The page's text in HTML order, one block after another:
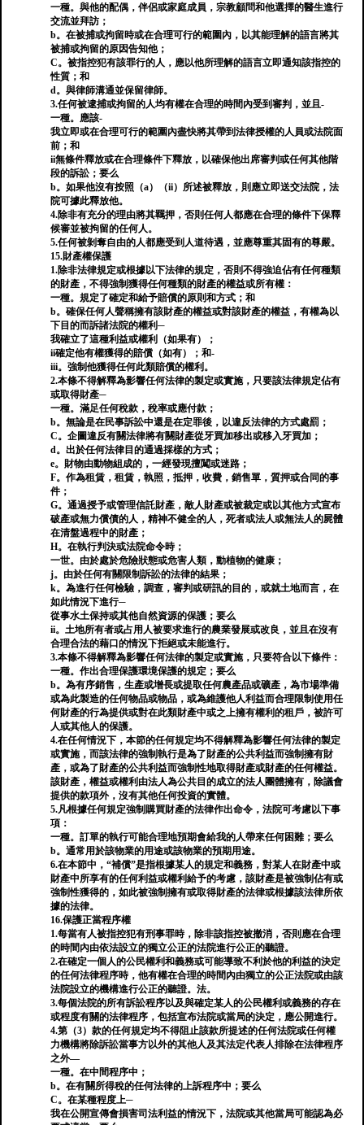
一種。與他的配偶，伴侶或家庭成員，宗教顧問和他選擇的醫生進行
交流並拜訪；
b。在被捕或拘留時或在合理可行的範圍內，以其能理解的語言將其
被捕或拘留的原因告知他；
C。被指控犯有該罪行的人，應以他所理解的語言立即通知該指控的
性質；和
d。與律師溝通並保留律師。
3.任何被逮捕或拘留的人均有權在合理的時間內受到審判，並且-
一種。應該-
我立即或在合理可行的範圍內盡快將其帶到法律授權的人員或法院面
前；和
ii無條件釋放或在合理條件下釋放，以確保他出席審判或任何其他階
段的訴訟；要么
b。如果他沒有按照（a）（ii）所述被釋放，則應立即送交法院，法
院可據此釋放他。
4.除非有充分的理由將其羈押，否則任何人都應在合理的條件下保釋
候審並被拘留的任何人。
5.任何被剝奪自由的人都應受到人道待遇，並應尊重其固有的尊嚴。
15.財產權保護
1.除非法律規定或根據以下法律的規定，否則不得強迫佔有任何種類
的財產，不得強制獲得任何種類的財產的權益或所有權：
一種。規定了確定和給予賠償的原則和方式；和
b。確保任何人聲稱擁有該財產的權益或對該財產的權益，有權為以
下目的而訴諸法院的權利─
我確立了這種利益或權利（如果有）；
ii確定他有權獲得的賠償（如有）；和-
iii。強制他獲得任何此類賠償的權利。
2.本條不得解釋為影響任何法律的製定或實施，只要該法律規定佔有
或取得財產─
一種。滿足任何稅款，稅率或應付款；
b。無論是在民事訴訟中還是在定罪後，以違反法律的方式處罰；
C。企圖違反有關法律將有關財產從牙買加移出或移入牙買加；
d。出於任何法律目的通過採樣的方式；
e。財物由動物組成的，一經發現擅闖或迷路；
F。作為租賃，租賃，執照，抵押，收費，銷售單，質押或合同的事
件；
G。通過授予或管理信託財產，敵人財產或被裁定或以其他方式宣布
破產或無力償債的人，精神不健全的人，死者或法人或無法人的屍體
在清盤過程中的財產；
H。在執行判決或法院命令時；
一世。由於處於危險狀態或危害人類，動植物的健康；
j。由於任何有關限制訴訟的法律的結果；
k。為進行任何檢驗，調查，審判或研訊的目的，或就土地而言，在
如此情況下進行─
從事水土保持或其他自然資源的保護；要么
ii。土地所有者或占用人被要求進行的農業發展或改良，並且在沒有
合理合法的藉口的情況下拒絕或未能進行。
3.本條不得解釋為影響任何法律的製定或實施，只要符合以下條件：
一種。作出合理保護環境保護的規定；要么
b。為有序銷售，生產或增長或提取任何農產品或礦產，為市場準備
或為此製造的任何物品或物品，或為維護他人利益而合理限制使用任
何財產的行為提供或對在此類財產中或之上擁有權利的租戶，被許可
人或其他人的保護。
4.在任何情況下，本節的任何規定均不得解釋為影響任何法律的製定
或實施，而該法律的強制執行是為了財產的公共利益而強制擁有財
產，或為了財產的公共利益而強制性地取得財產或財產的任何權益。
該財產，權益或權利由法人為公共目的成立的法人團體擁有，除議會
提供的款項外，沒有其他任何投資的實體。
5.凡根據任何規定強制購買財產的法律作出命令，法院可考慮以下事
項：
一種。訂單的執行可能合理地預期會給我的人帶來任何困難；要么
b。通常用於該物業的用途或該物業的預期用途。
6.在本節中，“補償”是指根據某人的規定和義務，對某人在財產中或
財產中所享有的任何利益或權利給予的考慮，該財產是被強制佔有或
強制性獲得的，如此被強制擁有或取得財產的法律或根據該法律所依
據的法律。
16.保護正當程序權
1.每當有人被指控犯有刑事罪時，除非該指控被撤消，否則應在合理
的時間內由依法設立的獨立公正的法院進行公正的聽證。
2.在確定一個人的公民權利和義務或可能導致不利於他的利益的決定
的任何法律程序時，他有權在合理的時間內由獨立的公正法院或由該
法院設立的機構進行公正的聽證。法。
3.每個法院的所有訴訟程序以及與確定某人的公民權利或義務的存在
或程度有關的法律程序，包括宣布法院或當局的決定，應公開進行。
4.第（3）款的任何規定均不得阻止該款所提述的任何法院或任何權
力機構將除訴訟當事方以外的其他人及其法定代表人排除在法律程序
之外—
一種。在中間程序中；
b。在有關所得稅的任何法律的上訴程序中；要么
C。在某種程度上─
我在公開宣傳會損害司法利益的情況下，法院或其他當局可能認為必